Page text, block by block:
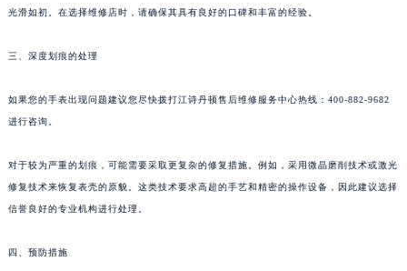
光滑如初。在选择维修店时，请确保其具有良好的口碑和丰富的经验。
三、深度划痕的处理
如果您的手表出现问题建议您尽快拨打江诗丹顿售后维修服务中心热线：400-882-9682
进行咨询。
对于较为严重的划痕，可能需要采取更复杂的修复措施。例如，采用微晶磨削技术或激光
修复技术来恢复表壳的原貌。这类技术要求高超的手艺和精密的操作设备，因此建议选择
信誉良好的专业机构进行处理。
四、预防措施